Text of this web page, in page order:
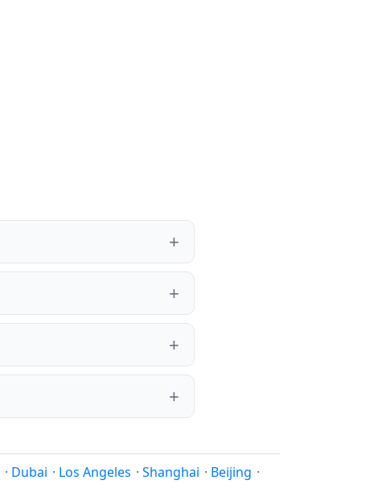
· Dubai · Los Angeles · Shanghai · Beijing ·